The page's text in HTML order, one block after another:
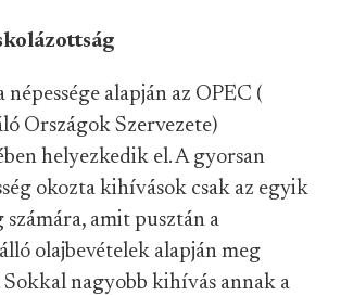
alapján az OPEC (
Országok Szervezete)
helyezkedik el. A gyorsan
okozta kihívások csak az egyik
számára, amit pusztán a
olajbevételek alapján meg
nagyobb kihívás annak a